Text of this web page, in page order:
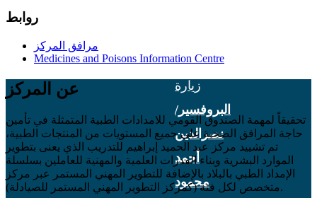
أهمها
زيارة
البروفسير/
نصرالدين
أحمد
محمود
روابط
مرافق المركز
Medicines and Poisons Information Centre
عن المركز
تحقيقاً لمهمة الصندوق القومي للامدادات الطبية المتمثلة في تأمين
حاجة المرافق الصحية على جميع المستويات من المنتجات الطبية،
تم تشييد مركز عبد الحميد إبراهيم للتدريب الذي يعنى بتطوير
الموارد البشرية وبناء القدرات العلمية والمهنية للعاملين بسلسلة
الإمداد الطبي بالبلاد بالإضافة للتطوير المهني المستمر عبر مركز
متخصص لكل فئة (كمركز التطوير المهني المستمر للصيادلة).